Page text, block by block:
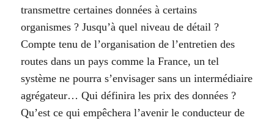
transmettre certaines données à certains
organismes ? Jusqu’à quel niveau de détail ?
Compte tenu de l’organisation de l’entretien des
routes dans un pays comme la France, un tel
système ne pourra s’envisager sans un intermédiaire
agrégateur… Qui définira les prix des données ?
Qu’est ce qui empêchera l’avenir le conducteur de